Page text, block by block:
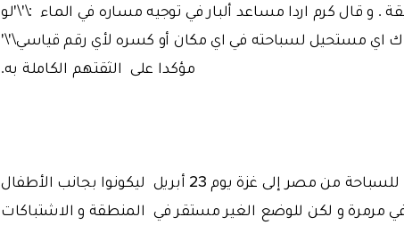
30 كيلومترا في 2 ساعة و 25 دقيقة . و قال كرم اردا مساعد ألبار في توجيه مساره في الماء :\'\'لو
هناك اي مستحيل لسباحته في اي مكان أو كسره لأي رقم قياسي\'\'
مؤكدا على الثقتهم الكاملة به.
وأفاد سوناجوغلو بأنهم في البداية خططوا للسباحة من مصر إلى غزة يوم 23 أبريل ليكونوا بجانب الأطفال
مرمرة و لكن للوضع الغير مستقر في المنطقة و الاشتباكات